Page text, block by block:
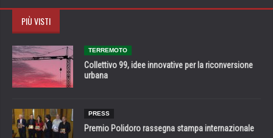
PIÙ VISTI
TERREMOTO
Collettivo 99, idee innovative per la riconversione
urbana
PRESS
Premio Polidoro rassegna stampa internazionale